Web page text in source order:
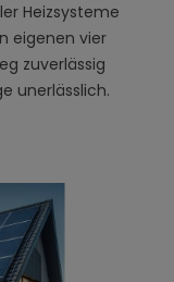
Heizsysteme
eigenen vier
zuverlässig
unerlässlich.